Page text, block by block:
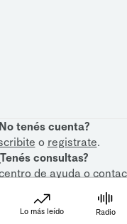
tenés cuenta?
o registrate.
consultas?
de ayudao
Lo más leído Radio